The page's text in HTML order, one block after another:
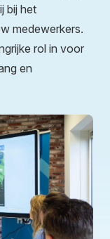
bij het
medewerkers.
rol in voor
en